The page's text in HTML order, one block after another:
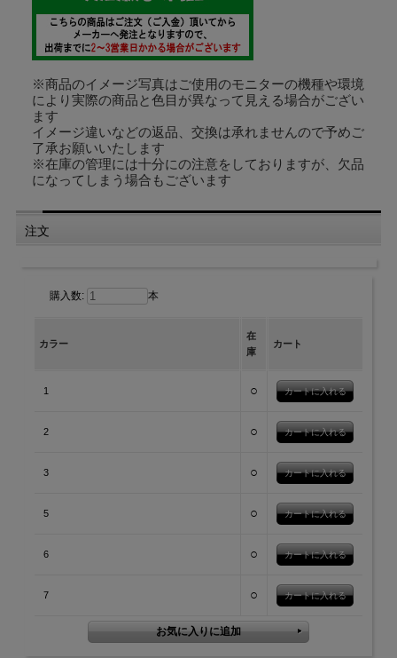
※商品のイメージ写真はご使用のモニターの機種や環境
により実際の商品と色目が異なって見える場合がござい
ます
イメージ違いなどの返品、交換は承れませんので予めご
了承お願いいたします
※在庫の管理には十分にの注意をしておりますが、欠品
になってしまう場合もございます
注文
購入数: 本
カラー
在
庫
カート
1 ○
2 ○
3 ○
5 ○
6 ○
7 ○